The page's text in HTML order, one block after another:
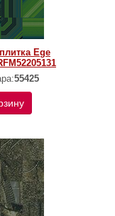
Ege
55425